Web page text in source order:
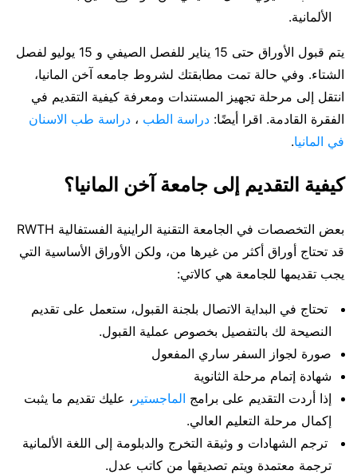
الألمانية.
يتم قبول الأوراق حتى 15 يناير للفصل الصيفي و 15 يوليو لفصل
الشتاء. وفي حالة تمت مطابقتك لشروط جامعه آخن المانيا،
انتقل إلى مرحلة تجهيز المستندات ومعرفة كيفية التقديم في
الفقرة القادمة. اقرا أيضًا: دراسة الطب ، دراسة طب الاسنان
في المانيا.
كيفية التقديم إلى جامعة آخن المانيا؟
بعض التخصصات في الجامعة التقنية الراينية الفستفالية RWTH
قد تحتاج أوراق أكثر من غيرها من، ولكن الأوراق الأساسية التي
يجب تقديمها للجامعة هي كالاتي:
تحتاج في البداية الاتصال بلجنة القبول، ستعمل على تقديم
النصيحة لك بالتفصيل بخصوص عملية القبول.
صورة لجواز السفر ساري المفعول
شهادة إتمام مرحلة الثانوية
إذا أردت التقديم على برامج الماجستير ، عليك تقديم ما يثبت
إكمال مرحلة التعليم العالي.
ترجم الشهادات و وثيقة التخرج والدبلومة إلى اللغة الألمانية
ترجمة معتمدة ويتم تصديقها من كاتب عدل.